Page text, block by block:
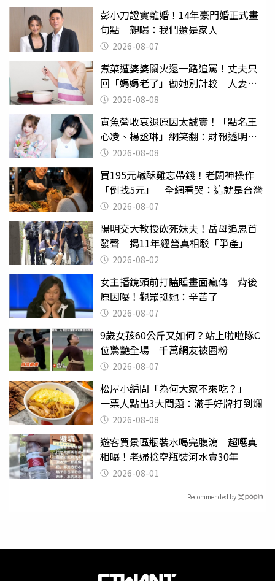
彭小刀證實離婚！14年豪門婚正式畫
句點 親曝：我們還是家人
2026-08-07
煮菜遭婆婆關火還一路追罵！丈夫只
回「媽媽老了」勸她別計較 人妻超
崩潰：我像台傭
2026-08-08
寬魚營收衰退原因太誠實！「點名王
心凌、楊丞琳」網笑翻：財報透明度
滿分2026-08-08
買195元鹹酥雞忘帶錢！老闆神操作
「倒找5元」 全網看哭：這就是台灣
2026-08-07
陽明交大教授砍死妹夫！岳母追思首
發聲 揭11年經營真相駁「爭產」
2026-08-02
女主播鏡頭前打瞌睡畫面瘋傳 背後
原因曝！觀眾挺她：辛苦了
2026-08-07
9歲女孩60公斤又如何？站上啦啦隊C
位驚艷全場 千萬網友被圈粉
2026-08-07
松屋小編問「為何大家不來吃？」
一票人點出3大問題：滿手好牌打到爛
2026-08-08
遊客買景區瓶裝水喝完腹瀉 超噁真
相曝！老婦撿空瓶裝河水賣30年
2026-08-01
Recommended by